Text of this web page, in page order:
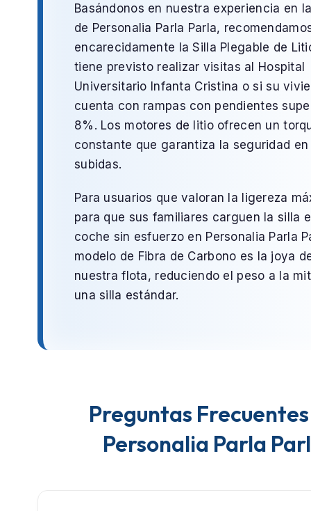
Basándonos en nuestra experiencia en
de Personalia Parla Parla,
encarecidamente laSilla Plegable de
tiene previsto realizar visitas al Hospital
Universitario Infanta Cristina o si su
cuenta con rampas con pendientes
8%. Los motores de litio ofrecen un
constante que garantiza la seguridad en
subidas.
Para usuarios que valoran la ligereza
para que sus familiares carguen la silla
coche sin esfuerzo en Personalia Parla
modelo de Fibra de Carbono es la joya
nuestra flota, reduciendo el peso a la
una silla estándar.
Preguntas
Personalia Parla